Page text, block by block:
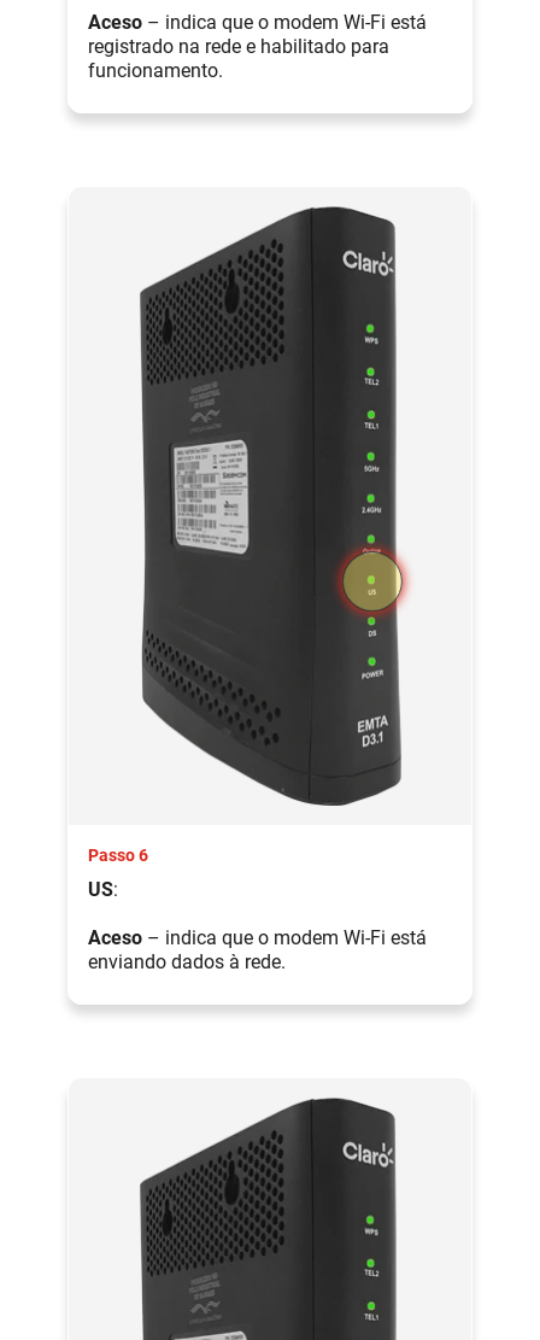
Aceso – indica que o modem Wi-Fi está
registrado na rede e habilitado para
funcionamento.
Passo 6
US:
Aceso – indica que o modem Wi-Fi está
enviando dados à rede.